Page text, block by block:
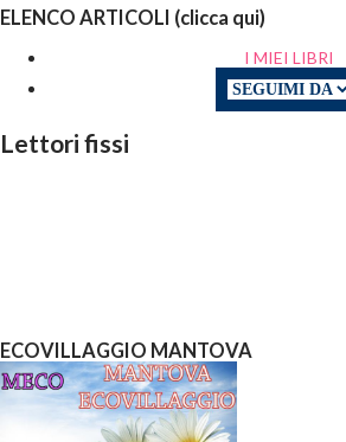
ELENCO ARTICOLI (clicca qui)
I MIEI LIBRI
Lettori fissi
ECOVILLAGGIO MANTOVA